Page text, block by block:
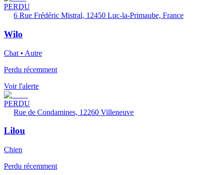
PERDU
6 Rue Frédéric Mistral, 12450 Luc-la-Primaube, France
Wilo
Chat • Autre
Perdu récemment
Voir l'alerte
PERDU
Rue de Condamines, 12260 Villeneuve
Lilou
Chien
Perdu récemment